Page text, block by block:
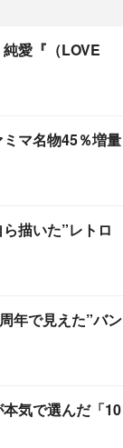
愛『（LOVE
マ名物45％増量
描いた”レトロ
年で見えた”バン
気で選んだ「10